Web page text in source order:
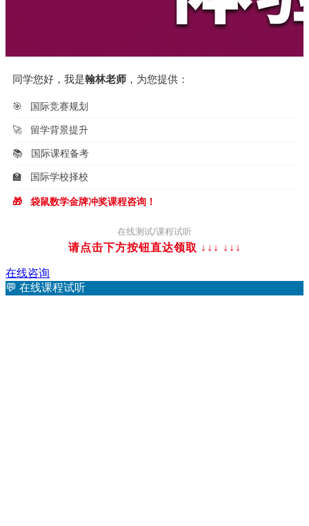
同学您好，我是翰林老师 ，为您提供：
🎯 国际竞赛规划
🚀 留学背景提升
📚 国际课程备考
🏫 国际学校择校
🎁 袋鼠数学金牌冲奖课程咨询！
在线测试/课程试听
请点击下方按钮直达领取 ↓↓↓ ↓↓↓
在线咨询
💬 在线课程试听